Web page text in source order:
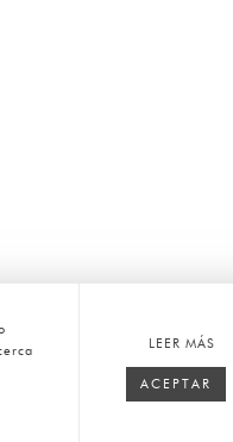
LEER MÁS
ACEPTAR